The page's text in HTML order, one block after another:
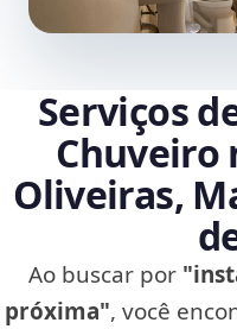
Serviços
Chuveiro
Oliveiras,
Ao buscar por
próxima", você